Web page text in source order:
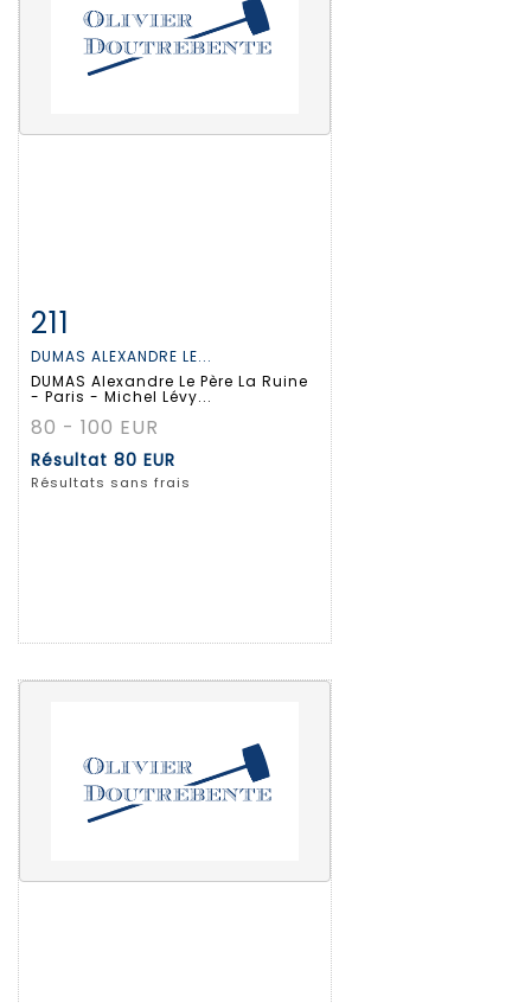
Fiche détaillée
211
DUMAS ALEXANDRE LE...
DUMAS Alexandre Le Père La Ruine
- Paris - Michel Lévy...
80 - 100 EUR
Résultat 80 EUR
Résultats sans frais